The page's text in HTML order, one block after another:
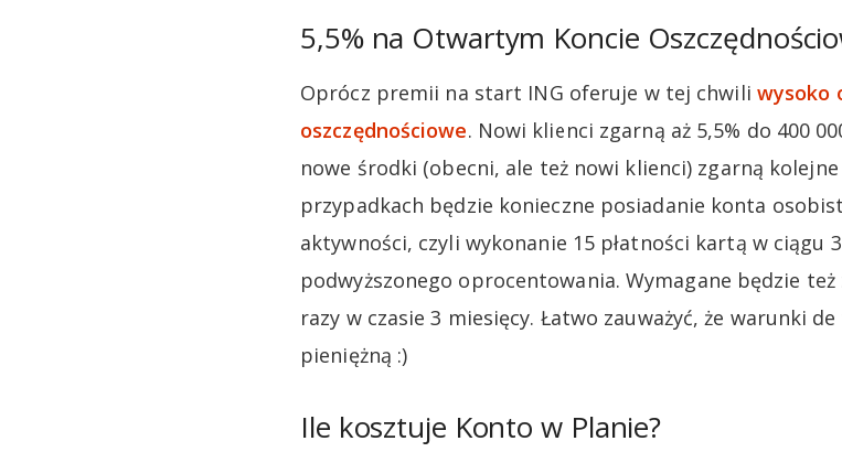
5,5% na Otwartym Koncie
Oprócz premii na start ING oferuje w tej chwili wysoko
oszczędnościowe. Nowi klienci zgarną aż 5,5% do 400
nowe środki (obecni, ale też nowi klienci) zgarną kolejne
przypadkach będzie konieczne posiadanie konta
aktywności, czyli wykonanie 15 płatności kartą w ciągu
podwyższonego oprocentowania. Wymagane będzie
razy w czasie 3 miesięcy. Łatwo zauważyć, że warunki
pieniężną :)
Ile kosztuje Konto w Planie?